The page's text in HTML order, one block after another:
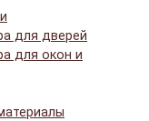
для дверей
для окон и